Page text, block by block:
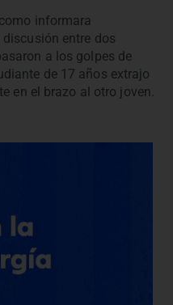
informara
entre dos
a los golpes de
de 17 años extrajo
en el brazo al otro joven.